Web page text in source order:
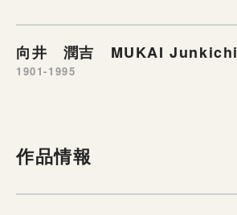
向井 潤吉 MUKAI Junkichi
1901-1995
作品情報